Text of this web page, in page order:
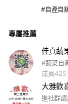
#自產自
專屬推薦
佳真蔬
#蔬菜自
成員425
大雅歡
進社群